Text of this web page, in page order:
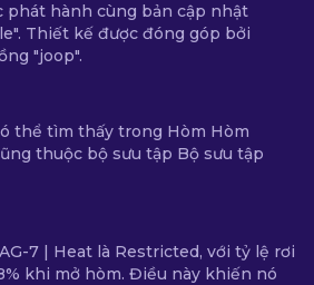
phát hành cùng bản cập nhật
Thiết kế được đóng góp bởi
"joop".
thể tìm thấy trong Hòm Hòm
thuộc bộ sưu tập Bộ sưu tập
7 | Heat là Restricted, với tỷ lệ rơi
khi mở hòm. Điều này khiến nó